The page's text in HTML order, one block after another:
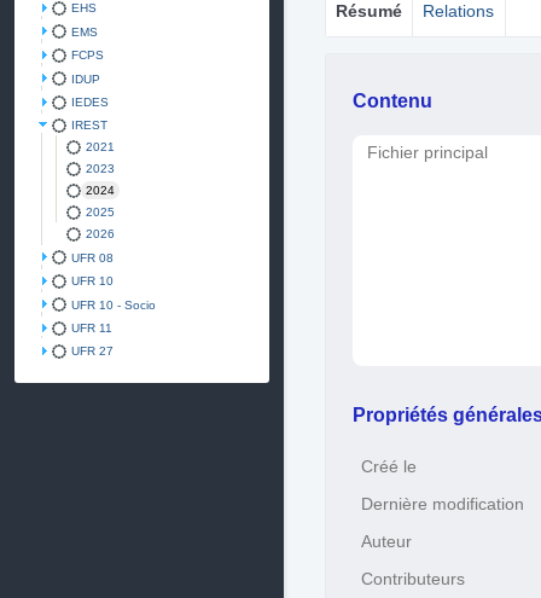
EHS
EMS
FCPS
IDUP
IEDES
IREST
2021
2023
2024
2025
2026
UFR 08
UFR 10
UFR 10 - Socio
UFR 11
UFR 27
Résumé Relations
Contenu
Fichier principal
Propriétés
Créé le
Dernière modification
Auteur
Contributeurs